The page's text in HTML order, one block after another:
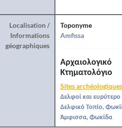
Localisation /
Informations
géographiques
Toponyme
Amfissa
Αρχαιολογικό
Κτηματολόγιο
Sites
Δελφοί και ευρύτερο
Δελφικό Τοπίο,
Άμφισσα, Φωκίδα